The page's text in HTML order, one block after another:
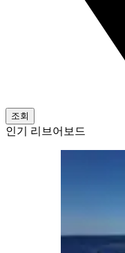
조회
인기 리브어보드